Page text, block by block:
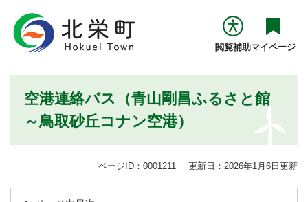
閲覧補助マイページ
空港連絡バス（青山剛昌ふるさと館
～鳥取砂丘コナン空港）
ページID：0001211 更新日：2026年1月6日更新